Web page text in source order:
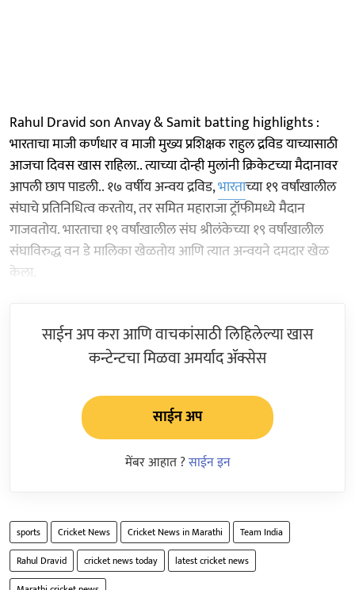
Rahul Dravid son Anvay & Samit batting highlights :
भारताचा माजी कर्णधार व माजी मुख्य प्रशिक्षक राहुल द्रविड याच्यासाठी
आजचा दिवस खास राहिला.. त्याच्या दोन्ही मुलांनी क्रिकेटच्या मैदानावर
आपली छाप पाडली.. १७ वर्षीय अन्वय द्रविड,भारताच्या १९ वर्षांखालील
संघाचे प्रतिनिधित्व करतोय, तर समित महाराजा ट्रॉफीमध्ये मैदान
गाजवतोय. भारताचा १९ वर्षांखालील संघ श्रीलंकेच्या १९ वर्षांखालील
संघाविरुद्ध वन डे मालिका खेळतोय आणि त्यात अन्वयने दमदार खेळ
केला.
साईन अप करा आणि वाचकांसाठी लिहिलेल्या खास
कन्टेन्टचा मिळवा अमर्याद ॲक्सेस
साईन अप
मेंबर आहात ?साईन इन
sports Cricket News Cricket News in Marathi
Team India
Rahul Dravid
cricket news today
latest cricket news